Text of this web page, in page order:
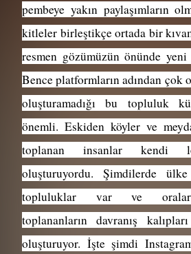
pembeye yakın paylaşımların
kitleler birleştikçe ortada bir
resmen gözümüzün önünde
Bence platformların adından çok
oluşturamadığı bu topluluk
önemli. Eskiden köyler ve
toplanan insanlar kendi
oluşturuyordu. Şimdilerde
topluluklar var ve
toplananların davranış
oluşturuyor. İşte şimdi